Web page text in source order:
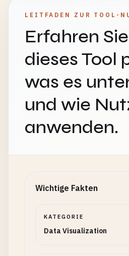
LEITFADEN ZUR TOOL-
Erfahren
dieses Tool
was es
und wie
anwenden.
Wichtige Fakten
KATEGORIE
Data Visualization